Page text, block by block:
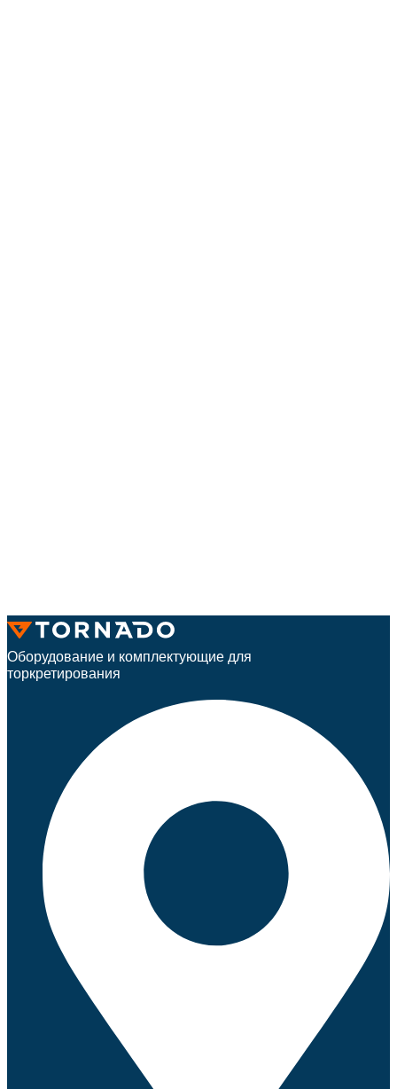
Оборудование и комплектующие для
торкретирования